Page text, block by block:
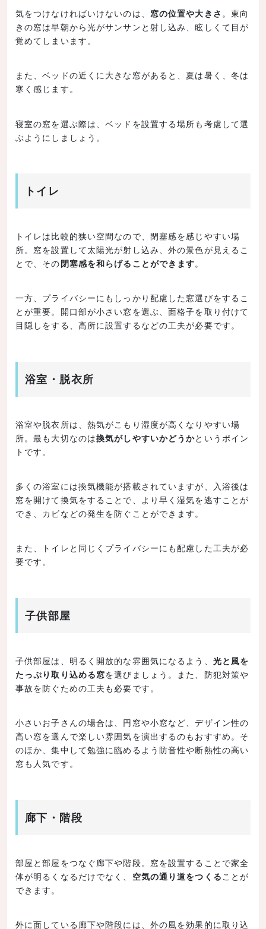
気をつけなければいけないのは、 窓の位置や大きさ 。東向
きの窓は早朝から光がサンサンと射し込み、眩しくて目が
覚めてしまいます。
また、ベッドの近くに大きな窓があると、夏は暑く、冬は
寒く感じます。
寝室の窓を選ぶ際は、ベッドを設置する場所も考慮して選
ぶようにしましょう。
トイレ
トイレは比較的狭い空間なので、閉塞感を感じやすい場
所。窓を設置して太陽光が射し込み、外の景色が見えるこ
とで、その閉塞感を和らげることができます。
一方、プライバシーにもしっかり配慮した窓選びをするこ
とが重要。開口部が小さい窓を選ぶ、面格子を取り付けて
目隠しをする、高所に設置するなどの工夫が必要です。
浴室・脱衣所
浴室や脱衣所は、熱気がこもり湿度が高くなりやすい場
所。最も大切なのは換気がしやすいかどうかというポイン
トです。
多くの浴室には換気機能が搭載されていますが、入浴後は
窓を開けて換気をすることで、より早く湿気を逃すことが
でき、カビなどの発生を防ぐことができます。
また、トイレと同じくプライバシーにも配慮した工夫が必
要です。
子供部屋
子供部屋は、明るく開放的な雰囲気になるよう、 光と風を
たっぷり取り込める窓を選びましょう。また、防犯対策や
事故を防ぐための工夫も必要です。
小さいお子さんの場合は、円窓や小窓など、デザイン性の
高い窓を選んで楽しい雰囲気を演出するのもおすすめ。そ
のほか、集中して勉強に臨めるよう防音性や断熱性の高い
窓も人気です。
廊下・階段
部屋と部屋をつなぐ廊下や階段。窓を設置することで家全
体が明るくなるだけでなく、 空気の通り道をつくることが
できます。
外に面している廊下や階段には、外の風を効果的に取り込